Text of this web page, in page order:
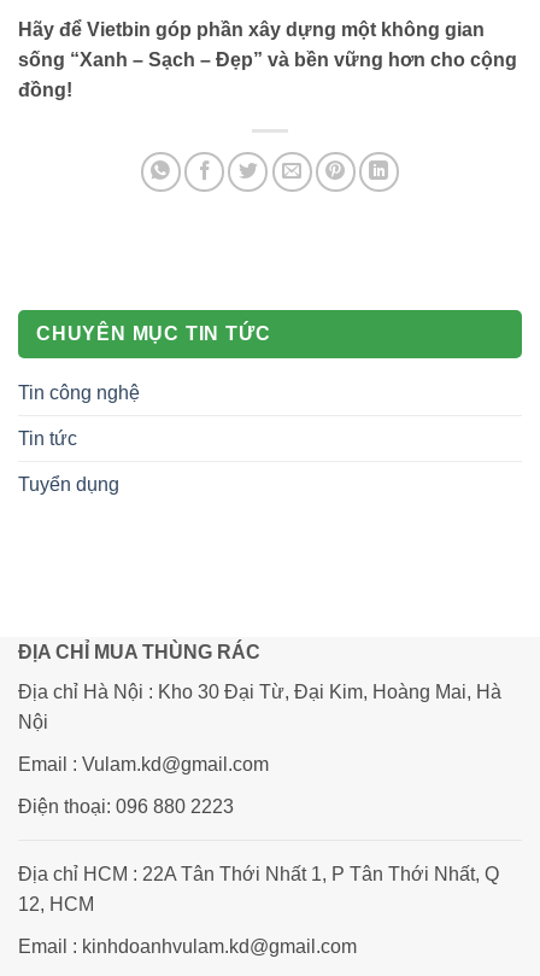
Hãy để Vietbin góp phần xây dựng một không gian
sống “Xanh – Sạch – Đẹp” và bền vững hơn cho cộng
đồng!
CHUYÊN MỤC TIN TỨC
Tin công nghệ
Tin tức
Tuyển dụng
ĐỊA CHỈ MUA THÙNG RÁC
Địa chỉ Hà Nội : Kho 30 Đại Từ, Đại Kim, Hoàng Mai, Hà
Nội
Email : Vulam.kd@gmail.com
Điện thoại: 096 880 2223
Địa chỉ HCM : 22A Tân Thới Nhất 1, P Tân Thới Nhất, Q
12, HCM
Email : kinhdoanhvulam.kd@gmail.com